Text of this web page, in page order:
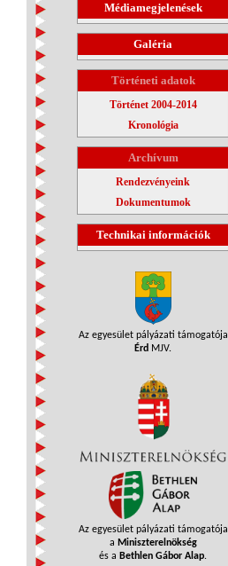
Médiamegjelenések
Galéria
Történeti adatok
Történet 2004-2014
Kronológia
Archívum
Rendezvényeink
Dokumentumok
Technikai információk
Az egyesület pályázati támogatója
Érd MJV.
Az egyesület pályázati támogatója
a Miniszterelnökség
és a Bethlen Gábor Alap.